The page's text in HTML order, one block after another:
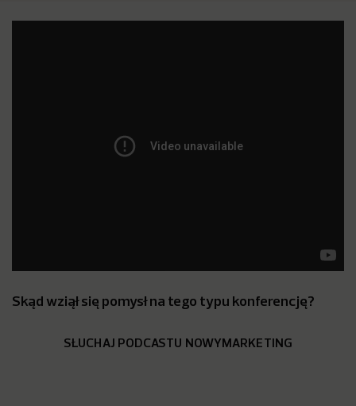
Skąd wziął się pomysł na tego typu konferencję?
SŁUCHAJ PODCASTU NOWYMARKETING